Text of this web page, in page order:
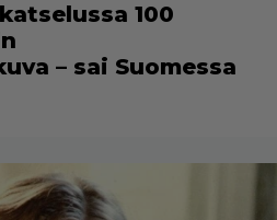
100
– sai Suomessa